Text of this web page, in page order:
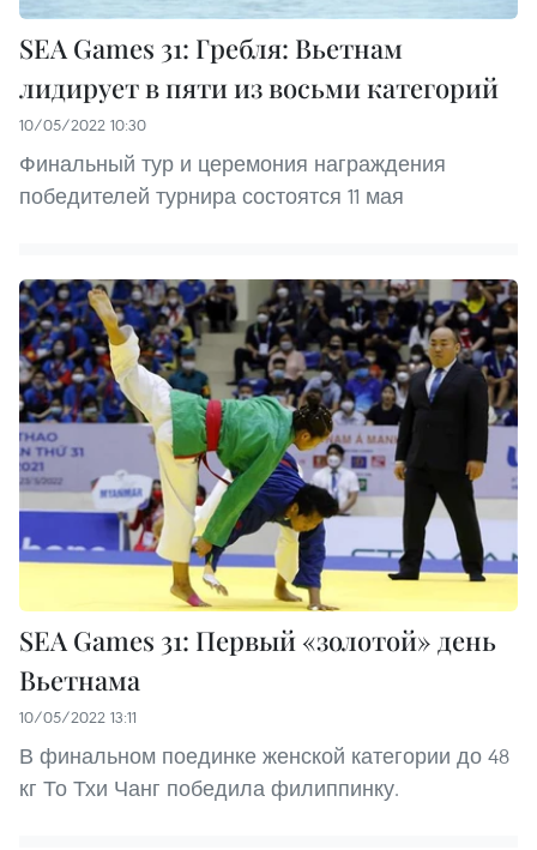
SEA Games 31: Гребля: Вьетнам
лидирует в пяти из восьми категорий
10/05/2022 10:30
Финальный тур и церемония награждения
победителей турнира состоятся 11 мая
SEA Games 31: Первый «золотой» день
Вьетнама
10/05/2022 13:11
В финальном поединке женской категории до 48
кг То Тхи Чанг победила филиппинку.